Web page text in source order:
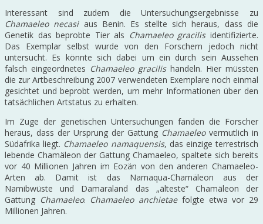
Interessant sind zudem die Untersuchungsergebnisse zu
Chamaeleo necasi aus Benin. Es stellte sich heraus, dass die
Genetik das beprobte Tier als Chamaeleo gracilisidentifizierte.
Das Exemplar selbst wurde von den Forschern jedoch nicht
untersucht. Es könnte sich dabei um ein durch sein Aussehen
falsch eingeordnetes Chamaeleo gracilishandeln. Hier müssten
die zur Artbeschreibung 2007 verwendeten Exemplare noch einmal
gesichtet und beprobt werden, um mehr Informationen über den
tatsächlichen Artstatus zu erhalten.
Im Zuge der genetischen Untersuchungen fanden die Forscher
heraus, dass der Ursprung der Gattung Chamaeleovermutlich in
Südafrika liegt. Chamaeleo namaquensis, das einzige terrestrisch
lebende Chamäleon der Gattung Chamaeleo, spaltete sich bereits
vor 40 Millionen Jahren im Eozän von den anderen Chamaeleo-
Arten ab. Damit ist das Namaqua-Chamäleon aus der
Namibwüste und Damaraland das „älteste“ Chamäleon der
Gattung Chamaeleo. Chamaeleo anchietaefolgte etwa vor 29
Millionen Jahren.